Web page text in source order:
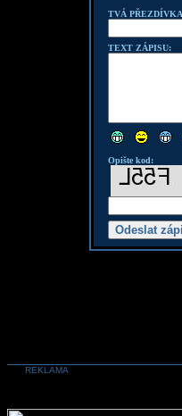
TVÁ
TEXT ZÁPISU:
Opište kod:
REKLAMA